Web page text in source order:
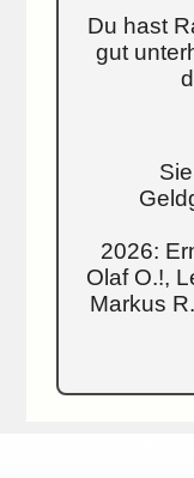
Du hast
gut
2026:
Olaf O.!,
Markus